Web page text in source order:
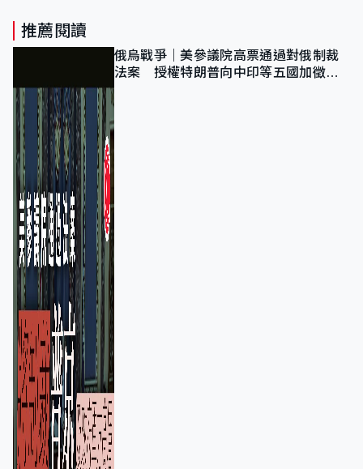
推薦閱讀
俄烏戰爭｜美參議院高票通過對俄制裁
法案 授權特朗普向中印等五國加徵
100%關稅